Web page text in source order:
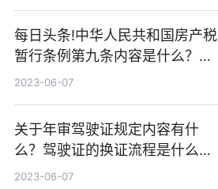
每日头条!中华人民共和国房产税
暂行条例第九条内容是什么？房
产税是由什么征收的？
2023-06-07
关于年审驾驶证规定内容有什
么？驾驶证的换证流程是什么？
焦点快看
2023-06-07